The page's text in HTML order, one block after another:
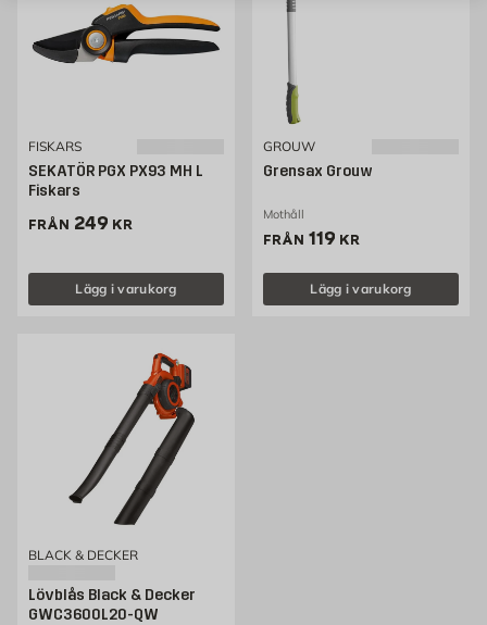
FISKARS
SEKATÖR PGX PX93 MH L
Fiskars
FRÅN Pris 249 kr
249 KR
Lägg i varukorg
GROUW
Grensax Grouw
Mothåll
FRÅN Pris 119 kr
119 KR
Lägg i varukorg
BLACK & DECKER
Lövblås Black & Decker
GWC3600L20-QW